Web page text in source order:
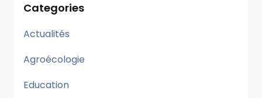
Categories
Actualités
Agroécologie
Education